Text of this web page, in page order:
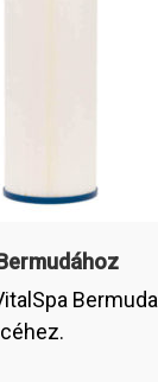
Bermuda